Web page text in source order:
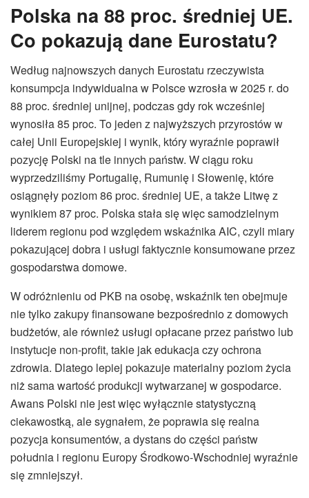
Polska na 88 proc. średniej UE.
Co pokazują dane Eurostatu?
Według najnowszych danych Eurostatu rzeczywista
konsumpcja indywidualna w Polsce wzrosła w 2025 r. do
88 proc. średniej unijnej, podczas gdy rok wcześniej
wynosiła 85 proc. To jeden z najwyższych przyrostów w
całej Unii Europejskiej i wynik, który wyraźnie poprawił
pozycję Polski na tle innych państw. W ciągu roku
wyprzedziliśmy Portugalię, Rumunię i Słowenię, które
osiągnęły poziom 86 proc. średniej UE, a także Litwę z
wynikiem 87 proc. Polska stała się więc samodzielnym
liderem regionu pod względem wskaźnika AIC, czyli miary
pokazującej dobra i usługi faktycznie konsumowane przez
gospodarstwa domowe.
W odróżnieniu od PKB na osobę, wskaźnik ten obejmuje
nie tylko zakupy finansowane bezpośrednio z domowych
budżetów, ale również usługi opłacane przez państwo lub
instytucje non-profit, takie jak edukacja czy ochrona
zdrowia. Dlatego lepiej pokazuje materialny poziom życia
niż sama wartość produkcji wytwarzanej w gospodarce.
Awans Polski nie jest więc wyłącznie statystyczną
ciekawostką, ale sygnałem, że poprawia się realna
pozycja konsumentów, a dystans do części państw
południa i regionu Europy Środkowo-Wschodniej wyraźnie
się zmniejszył.